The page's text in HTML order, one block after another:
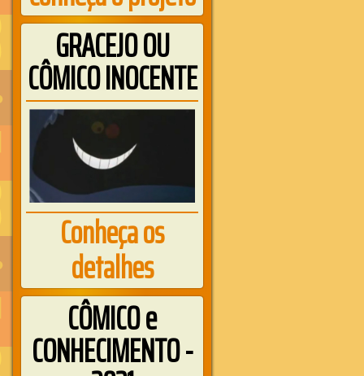
GRACEJO OU
CÔMICO INOCENTE
Conheça os
detalhes
CÔMICO e
CONHECIMENTO -